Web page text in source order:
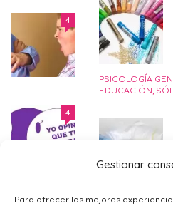
Gestionar
Para ofrecer las mejores
PSICOLOGÍA
EDUCACIÓN,
4
COMÓ CRIAR
DEFINITIVA.
EDUCANDO CON
EDUCACIÓN
12/02/
4
SEGURO Y
4 ¿POR QUÉ